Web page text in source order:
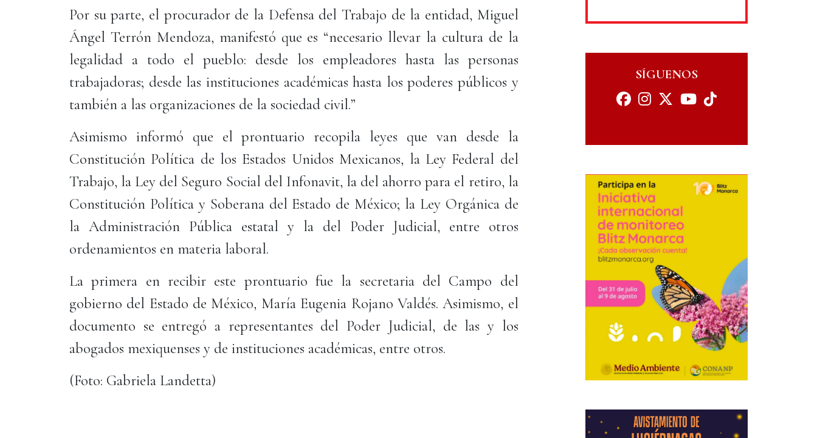
Por su parte, el procurador de la Defensa del Trabajo de la entidad, Miguel
Ángel Terrón Mendoza, manifestó que es “necesario llevar la cultura de la
legalidad a todo el pueblo: desde los empleadores hasta las personas
trabajadoras; desde las instituciones académicas hasta los poderes públicos y
también a las organizaciones de la sociedad civil.”
Asimismo informó que el prontuario recopila leyes que van desde la
Constitución Política de los Estados Unidos Mexicanos, la Ley Federal del
Trabajo, la Ley del Seguro Social del Infonavit, la del ahorro para el retiro, la
Constitución Política y Soberana del Estado de México; la Ley Orgánica de
la Administración Pública estatal y la del Poder Judicial, entre otros
ordenamientos en materia laboral.
La primera en recibir este prontuario fue la secretaria del Campo del
gobierno del Estado de México, María Eugenia Rojano Valdés. Asimismo, el
documento se entregó a representantes del Poder Judicial, de las y los
abogados mexiquenses y de instituciones académicas, entre otros.
(Foto: Gabriela Landetta)
SÍGUENOS